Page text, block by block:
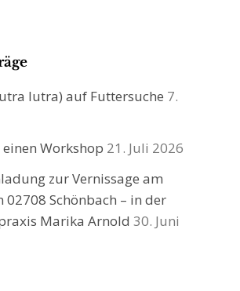
lutra) auf Futtersuche 7.
Workshop 21. Juli 2026
zur Vernissage am
02708 Schönbach – in der
Marika Arnold 30. Juni